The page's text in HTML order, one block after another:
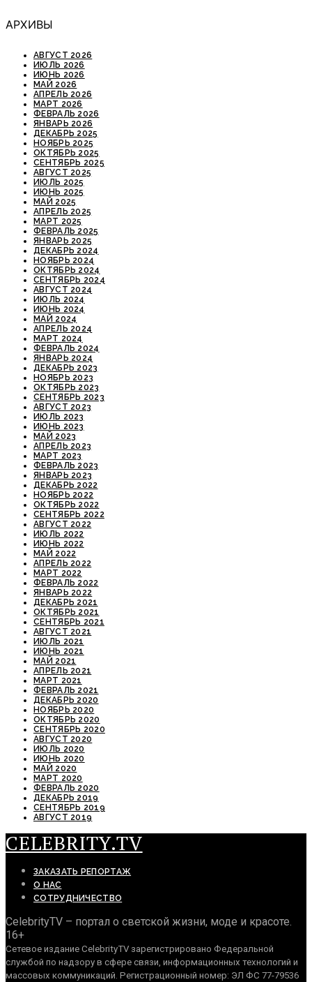
АРХИВЫ
АВГУСТ 2026
ИЮЛЬ 2026
ИЮНЬ 2026
МАЙ 2026
АПРЕЛЬ 2026
МАРТ 2026
ФЕВРАЛЬ 2026
ЯНВАРЬ 2026
ДЕКАБРЬ 2025
НОЯБРЬ 2025
ОКТЯБРЬ 2025
СЕНТЯБРЬ 2025
АВГУСТ 2025
ИЮЛЬ 2025
ИЮНЬ 2025
МАЙ 2025
АПРЕЛЬ 2025
МАРТ 2025
ФЕВРАЛЬ 2025
ЯНВАРЬ 2025
ДЕКАБРЬ 2024
НОЯБРЬ 2024
ОКТЯБРЬ 2024
СЕНТЯБРЬ 2024
АВГУСТ 2024
ИЮЛЬ 2024
ИЮНЬ 2024
МАЙ 2024
АПРЕЛЬ 2024
МАРТ 2024
ФЕВРАЛЬ 2024
ЯНВАРЬ 2024
ДЕКАБРЬ 2023
НОЯБРЬ 2023
ОКТЯБРЬ 2023
СЕНТЯБРЬ 2023
АВГУСТ 2023
ИЮЛЬ 2023
ИЮНЬ 2023
МАЙ 2023
АПРЕЛЬ 2023
МАРТ 2023
ФЕВРАЛЬ 2023
ЯНВАРЬ 2023
ДЕКАБРЬ 2022
НОЯБРЬ 2022
ОКТЯБРЬ 2022
СЕНТЯБРЬ 2022
АВГУСТ 2022
ИЮЛЬ 2022
ИЮНЬ 2022
МАЙ 2022
АПРЕЛЬ 2022
МАРТ 2022
ФЕВРАЛЬ 2022
ЯНВАРЬ 2022
ДЕКАБРЬ 2021
ОКТЯБРЬ 2021
СЕНТЯБРЬ 2021
АВГУСТ 2021
ИЮЛЬ 2021
ИЮНЬ 2021
МАЙ 2021
АПРЕЛЬ 2021
МАРТ 2021
ФЕВРАЛЬ 2021
ДЕКАБРЬ 2020
НОЯБРЬ 2020
ОКТЯБРЬ 2020
СЕНТЯБРЬ 2020
АВГУСТ 2020
ИЮЛЬ 2020
ИЮНЬ 2020
МАЙ 2020
МАРТ 2020
ФЕВРАЛЬ 2020
ДЕКАБРЬ 2019
СЕНТЯБРЬ 2019
АВГУСТ 2019
CELEBRITY.TV
ЗАКАЗАТЬ РЕПОРТАЖ
О НАС
СОТРУДНИЧЕСТВО
CelebrityTV – портал о светской жизни, моде и красоте.
16+
Сетевое издание CelebrityTV зарегистрировано Федеральной
службой по надзору в сфере связи, информационных технологий и
массовых коммуникаций. Регистрационный номер: ЭЛ ФС 77-79536